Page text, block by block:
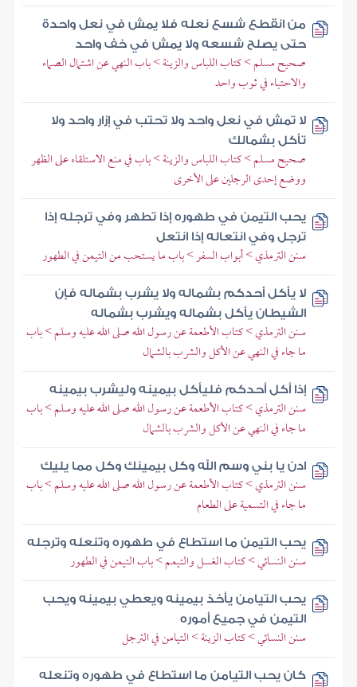
من انقطع شسع نعله فلا يمش في نعل واحدة
حتى يصلح شسعه ولا يمش في خف واحد
صحيح مسلم > كتاب اللباس والزينة > باب النهي عن اشتمال الصماء
والاحتباء في ثوب واحد
لا تمش في نعل واحد ولا تحتب في إزار واحد ولا
تأكل بشمالك
صحيح مسلم > كتاب اللباس والزينة > باب في منع الاستلقاء على الظهر
ووضع إحدى الرجلين على الأخرى
يحب التيمن في طهوره إذا تطهر وفي ترجله إذا
ترجل وفي انتعاله إذا انتعل
سنن الترمذي > أبواب السفر > باب ما يستحب من التيمن في الطهور
لا يأكل أحدكم بشماله ولا يشرب بشماله فإن
الشيطان يأكل بشماله ويشرب بشماله
سنن الترمذي > كتاب الأطعمة عن رسول الله صلى الله عليه وسلم > باب
ما جاء في النهي عن الأكل والشرب بالشمال
إذا أكل أحدكم فليأكل بيمينه وليشرب بيمينه
سنن الترمذي > كتاب الأطعمة عن رسول الله صلى الله عليه وسلم > باب
ما جاء في النهي عن الأكل والشرب بالشمال
ادن يا بني وسم الله وكل بيمينك وكل مما يليك
سنن الترمذي > كتاب الأطعمة عن رسول الله صلى الله عليه وسلم > باب
ما جاء في التسمية على الطعام
يحب التيمن ما استطاع في طهوره وتنعله وترجله
سنن النسائي > كتاب الغسل والتيمم > باب التيمن في الطهور
يحب التيامن يأخذ بيمينه ويعطي بيمينه ويحب
التيمن في جميع أموره
سنن النسائي > كتاب الزينة > التيامن في الترجل
كان يحب التيامن ما استطاع في طهوره وتنعله